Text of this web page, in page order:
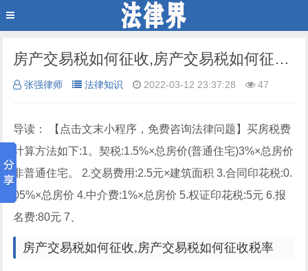
房产交易税如何征收,房产交易税如何征收税率
张强律师 法律知识 2022-03-12 23:37:28 47
导读： 【点击文末小程序，免费咨询法律问题】买房税费
计算方法如下:1。契税:1.5%×总房价(普通住宅)3%×总房价
非普通住宅。 2.交易费用:2.5元×建筑面积 3.合同印花税:0.
05%×总房价 4.中介费:1%×总房价 5.权证印花税:5元 6.报
名费:80元 7、
房产交易税如何征收,房产交易税如何征收税率